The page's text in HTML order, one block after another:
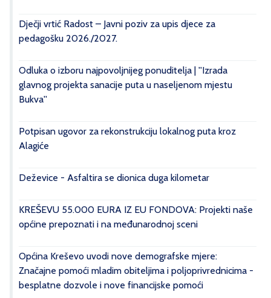
Dječji vrtić Radost – Javni poziv za upis djece za
pedagošku 2026./2027.
Odluka o izboru najpovoljnijeg ponuditelja | ''Izrada
glavnog projekta sanacije puta u naseljenom mjestu
Bukva''
Potpisan ugovor za rekonstrukciju lokalnog puta kroz
Alagiće
Deževice - Asfaltira se dionica duga kilometar
KREŠEVU 55.000 EURA IZ EU FONDOVA: Projekti naše
općine prepoznati i na međunarodnoj sceni
Općina Kreševo uvodi nove demografske mjere:
Značajne pomoći mladim obiteljima i poljoprivrednicima -
besplatne dozvole i nove financijske pomoći